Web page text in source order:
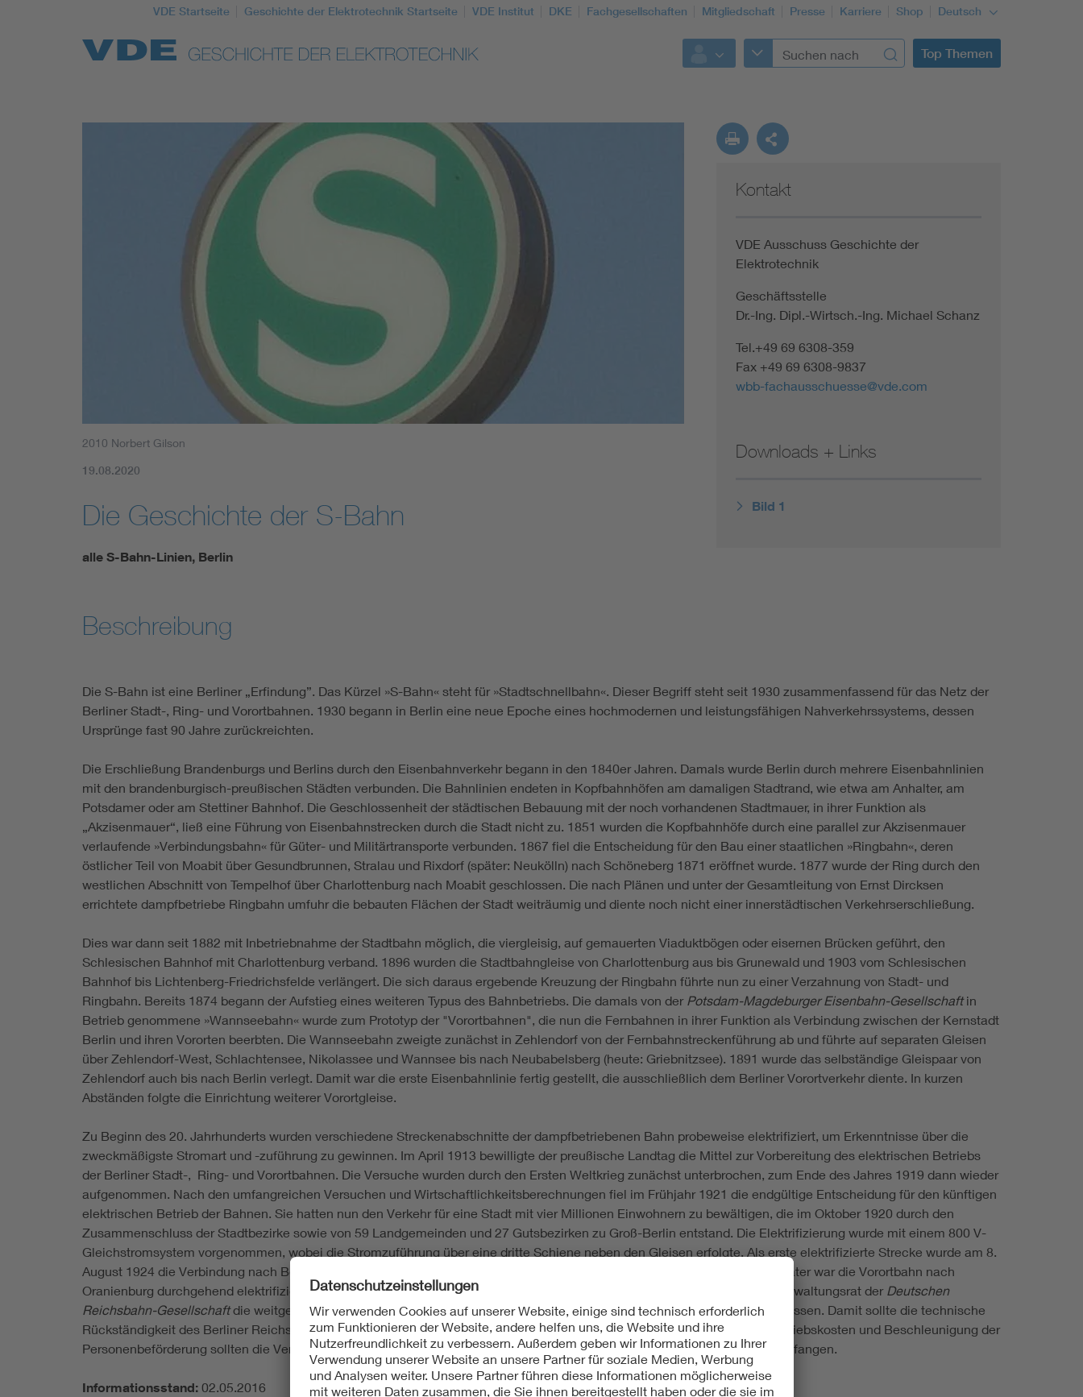
VDE Startseite Geschichte der Elektrotechnik Startseite VDE Institut DKE Fachgesellschaften Mitgliedschaft Presse Karriere Shop Deutsch
Top Themen
Top Themen
2010 Norbert Gilson
19.08.2020
Die Geschichte der S-Bahn
alle S-Bahn-Linien, Berlin
Kontakt
VDE Ausschuss Geschichte der
Elektrotechnik
Geschäftsstelle
Dr.-Ing. Dipl.-Wirtsch.-Ing. Michael Schanz
Tel.+49 69 6308-359
Fax +49 69 6308-9837
wbb-fachausschuesse@vde.com
Downloads + Links
Bild 1
Beschreibung
Die S-Bahn ist eine Berliner „Erfindung”. Das Kürzel »S-Bahn« steht für »Stadtschnellbahn«. Dieser Begriff steht seit 1930 zusammenfassend für das Netz der
Berliner Stadt-, Ring- und Vorortbahnen. 1930 begann in Berlin eine neue Epoche eines hochmodernen und leistungsfähigen Nahverkehrssystems, dessen
Ursprünge fast 90 Jahre zurückreichten.
Die Erschließung Brandenburgs und Berlins durch den Eisenbahnverkehr begann in den 1840er Jahren. Damals wurde Berlin durch mehrere Eisenbahnlinien
mit den brandenburgisch-preußischen Städten verbunden. Die Bahnlinien endeten in Kopfbahnhöfen am damaligen Stadtrand, wie etwa am Anhalter, am
Potsdamer oder am Stettiner Bahnhof. Die Geschlossenheit der städtischen Bebauung mit der noch vorhandenen Stadtmauer, in ihrer Funktion als
„Akzisenmauer“, ließ eine Führung von Eisenbahnstrecken durch die Stadt nicht zu. 1851 wurden die Kopfbahnhöfe durch eine parallel zur Akzisenmauer
verlaufende »Verbindungsbahn« für Güter- und Militärtransporte verbunden. 1867 fiel die Entscheidung für den Bau einer staatlichen »Ringbahn«, deren
östlicher Teil von Moabit über Gesundbrunnen, Stralau und Rixdorf (später: Neukölln) nach Schöneberg 1871 eröffnet wurde. 1877 wurde der Ring durch den
westlichen Abschnitt von Tempelhof über Charlottenburg nach Moabit geschlossen. Die nach Plänen und unter der Gesamtleitung von Ernst Dircksen
errichtete dampfbetriebe Ringbahn umfuhr die bebauten Flächen der Stadt weiträumig und diente noch nicht einer innerstädtischen Verkehrserschließung.
Dies war dann seit 1882 mit Inbetriebnahme der Stadtbahn möglich, die viergleisig, auf gemauerten Viaduktbögen oder eisernen Brücken geführt, den
Schlesischen Bahnhof mit Charlottenburg verband. 1896 wurden die Stadtbahngleise von Charlottenburg aus bis Grunewald und 1903 vom Schlesischen
Bahnhof bis Lichtenberg-Friedrichsfelde verlängert. Die sich daraus ergebende Kreuzung der Ringbahn führte nun zu einer Verzahnung von Stadt- und
Ringbahn. Bereits 1874 begann der Aufstieg eines weiteren Typus des Bahnbetriebs. Die damals von der Potsdam-Magdeburger Eisenbahn-Gesellschaftin
Betrieb genommene »Wannseebahn« wurde zum Prototyp der "Vorortbahnen", die nun die Fernbahnen in ihrer Funktion als Verbindung zwischen der Kernstadt
Berlin und ihren Vororten beerbten. Die Wannseebahn zweigte zunächst in Zehlendorf von der Fernbahnstreckenführung ab und führte auf separaten Gleisen
über Zehlendorf-West, Schlachtensee, Nikolassee und Wannsee bis nach Neubabelsberg (heute: Griebnitzsee). 1891 wurde das selbständige Gleispaar von
Zehlendorf auch bis nach Berlin verlegt. Damit war die erste Eisenbahnlinie fertig gestellt, die ausschließlich dem Berliner Vorortverkehr diente. In kurzen
Abständen folgte die Einrichtung weiterer Vorortgleise.
Zu Beginn des 20. Jahrhunderts wurden verschiedene Streckenabschnitte der dampfbetriebenen Bahn probeweise elektrifiziert, um Erkenntnisse über die
zweckmäßigste Stromart und -zuführung zu gewinnen. Im April 1913 bewilligte der preußische Landtag die Mittel zur Vorbereitung des elektrischen Betriebs
der Berliner Stadt-, Ring- und Vorortbahnen. Die Versuche wurden durch den Ersten Weltkrieg zunächst unterbrochen, zum Ende des Jahres 1919 dann wieder
aufgenommen. Nach den umfangreichen Versuchen und Wirtschaftlichkeitsberechnungen fiel im Frühjahr 1921 die endgültige Entscheidung für den künftigen
elektrischen Betrieb der Bahnen. Sie hatten nun den Verkehr für eine Stadt mit vier Millionen Einwohnern zu bewältigen, die im Oktober 1920 durch den
Zusammenschluss der Stadtbezirke sowie von 59 Landgemeinden und 27 Gutsbezirken zu Groß-Berlin entstand. Die Elektrifizierung wurde mit einem 800 V-
Gleichstromsystem vorgenommen, wobei die Stromzuführung über eine dritte Schiene neben den Gleisen erfolgte. Als erste elektrifizierte Strecke wurde am 8.
August 1924 die Verbindung nach Bernau eingeweiht. Das Datum gilt als »Geburtsstunde« der Berliner S-Bahn. Ein Jahr später war die Vorortbahn nach
Oranienburg durchgehend elektrifiziert und im März 1927 die Strecke bis Hennigsdorf und Velten. Im Juli 1926 hatte der Verwaltungsrat der Deutschen
Reichsbahn-Gesellschaftdie weitgehend durchgehende Elektrifizierung der Stadt-, Ring- und Vorortbahn-Strecken beschlossen. Damit sollte die technische
Rückständigkeit des Berliner Reichsbahn-Nahverkehrs aufgeholt werden. Verdichtung der Zugfolge, Verminderung der Betriebskosten und Beschleunigung der
Personenbeförderung sollten die Verluste an die anderen Berliner Verkehrsträger - U-Bahn, Straßenbahn und Omnibus - auffangen.
Informationsstand: 02.05.2016